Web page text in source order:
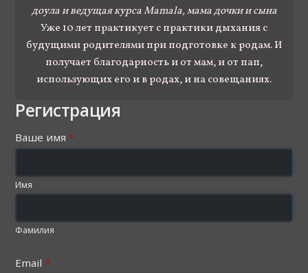
доула и ведущая курса Mamala, мама дочки и сына
Уже 10 лет практикует с практики дыхания с
будущими родителями при подготовке к родам. И
получает благодарность и от мам, и от пап,
использующих его и в родах, и на совещаниях.
Регистрация
Ваше имя *
Имя
Фамилия
Email *